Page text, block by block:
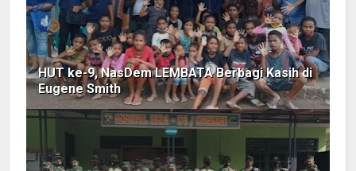
HUT ke-9, NasDem LEMBATA Berbagi Kasih di
Eugene Smith